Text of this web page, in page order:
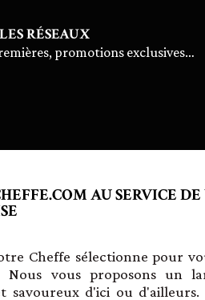
RÉSEAUX
promotions exclusives…
AU SERVICE
Cheffe sélectionne pour
Nous vous proposons un
savoureux d'ici ou